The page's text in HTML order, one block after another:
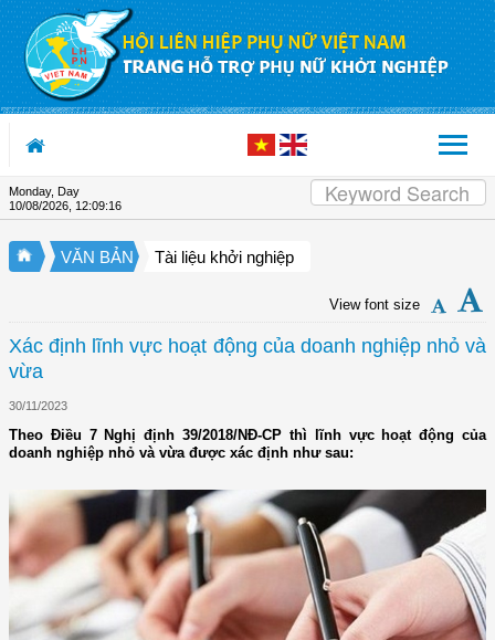
Skip to Content
Monday, Day
10/08/2026 12:09:17
VĂN BẢN Tài liệu khởi nghiệp
View font size
Xác định lĩnh vực hoạt động của doanh nghiệp nhỏ và
vừa
30/11/2023
Theo Điều 7 Nghị định 39/2018/NĐ-CP thì lĩnh vực hoạt động của
doanh nghiệp nhỏ và vừa được xác định như sau: